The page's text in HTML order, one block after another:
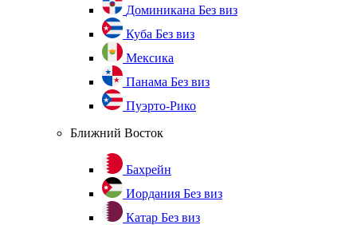
Доминикана Без виз
Куба Без виз
Мексика
Панама Без виз
Пуэрто-Рико
Ближний Восток
Бахрейн
Иордания Без виз
Катар Без виз